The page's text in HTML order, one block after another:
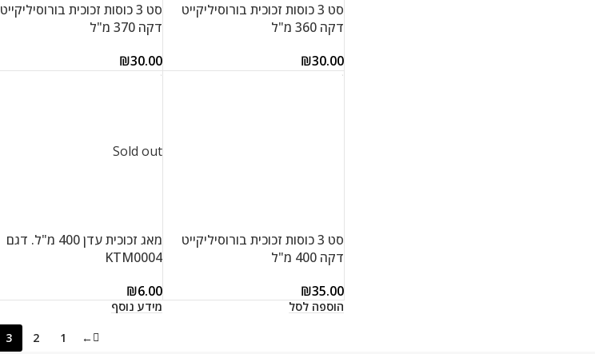
סט 3 כוסות זכוכית בורוסיליקייט
דקה 360 מ"ל
₪30.00
הוספה לסל
סט 3 כוסות זכוכית בורוסיליקייט
דקה 370 מ"ל
₪30.00
הוספה לסל
סט 3 כוסות זכוכית בורוסיליקייט
דקה 400 מ"ל
₪35.00
הוספה לסל
Sold out
מאג זכוכית עדן 400 מ"ל. דגם
KTM0004
₪6.00
מידע נוסף
←
1
2
3